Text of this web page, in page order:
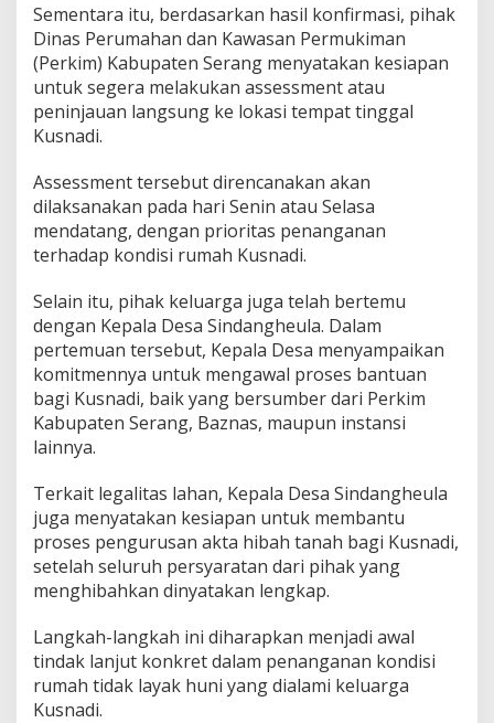
Sementara itu, berdasarkan hasil konfirmasi, pihak
Dinas Perumahan dan Kawasan Permukiman
(Perkim) Kabupaten Serang menyatakan kesiapan
untuk segera melakukan assessment atau
peninjauan langsung ke lokasi tempat tinggal
Kusnadi.
Assessment tersebut direncanakan akan
dilaksanakan pada hari Senin atau Selasa
mendatang, dengan prioritas penanganan
terhadap kondisi rumah Kusnadi.
Selain itu, pihak keluarga juga telah bertemu
dengan Kepala Desa Sindangheula. Dalam
pertemuan tersebut, Kepala Desa menyampaikan
komitmennya untuk mengawal proses bantuan
bagi Kusnadi, baik yang bersumber dari Perkim
Kabupaten Serang, Baznas, maupun instansi
lainnya.
Terkait legalitas lahan, Kepala Desa Sindangheula
juga menyatakan kesiapan untuk membantu
proses pengurusan akta hibah tanah bagi Kusnadi,
setelah seluruh persyaratan dari pihak yang
menghibahkan dinyatakan lengkap.
Langkah-langkah ini diharapkan menjadi awal
tindak lanjut konkret dalam penanganan kondisi
rumah tidak layak huni yang dialami keluarga
Kusnadi.